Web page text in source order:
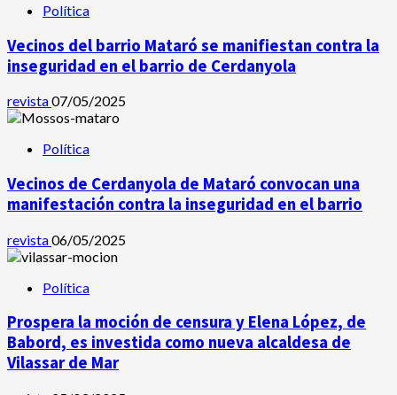
Política
Vecinos del barrio Mataró se manifiestan contra la
inseguridad en el barrio de Cerdanyola
revista07/05/2025
Política
Vecinos de Cerdanyola de Mataró convocan una
manifestación contra la inseguridad en el barrio
revista06/05/2025
Política
Prospera la moción de censura y Elena López, de
Babord, es investida como nueva alcaldesa de
Vilassar de Mar